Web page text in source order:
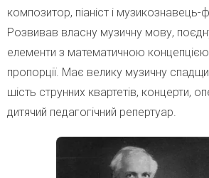
композитор, піаніст і
Розвивав власну музичну мову,
елементи з математичною концепцією
пропорції. Має велику музичну
шість струнних квартетів, концерти,
дитячий педагогічний репертуар.